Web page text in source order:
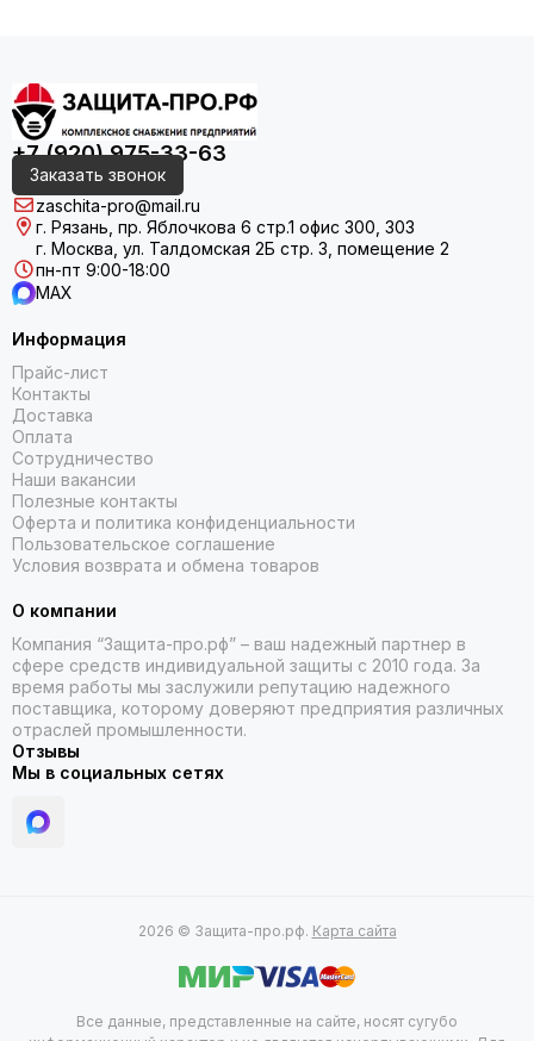
+7 (920) 975-33-63
Заказать звонок
zaschita-pro@mail.ru
г. Рязань, пр. Яблочкова 6 стр.1 офис 300, 303
г. Москва, ул. Талдомская 2Б стр. 3, помещение 2
пн-пт 9:00-18:00
MAX
Информация
Прайс-лист
Контакты
Доставка
Оплата
Сотрудничество
Наши вакансии
Полезные контакты
Оферта и политика конфиденциальности
Пользовательское соглашение
Условия возврата и обмена товаров
О компании
Компания “Защита-про.рф” – ваш надежный партнер в
сфере средств индивидуальной защиты с 2010 года. За
время работы мы заслужили репутацию надежного
поставщика, которому доверяют предприятия различных
отраслей промышленности.
Отзывы
Мы в социальных сетях
2026 © Защита-про.рф. Карта сайта
Все данные, представленные на сайте, носят сугубо